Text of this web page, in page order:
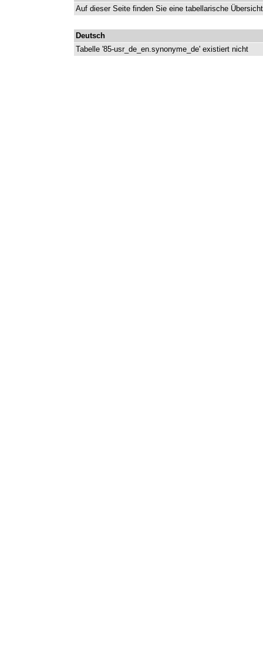
Auf dieser Seite finden Sie eine tabellarische
Deutsch
Tabelle '85-usr_de_en.synonyme_de' existiert nicht